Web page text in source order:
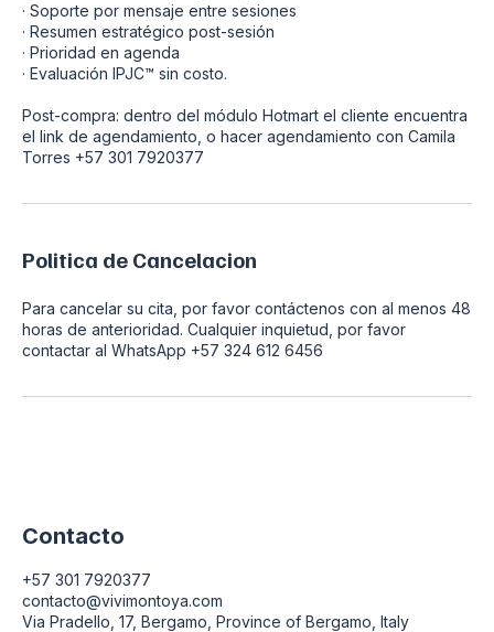
· Soporte por mensaje entre sesiones
· Resumen estratégico post-sesión
· Prioridad en agenda
· Evaluación IPJC™ sin costo.
Post-compra: dentro del módulo Hotmart el cliente encuentra
el link de agendamiento, o hacer agendamiento con Camila
Torres +57 301 7920377
Politica de Cancelacion
Para cancelar su cita, por favor contáctenos con al menos 48
horas de anterioridad. Cualquier inquietud, por favor
contactar al WhatsApp +57 324 612 6456
Contacto
+57 301 7920377
contacto@vivimontoya.com
Via Pradello, 17, Bergamo, Province of Bergamo, Italy